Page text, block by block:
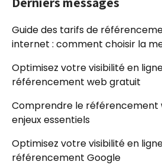
Guide des tarifs de
internet : comment choisir la
Optimisez votre visibilité en
référencement web gratuit
Comprendre le référencement
enjeux essentiels
Optimisez votre visibilité en
référencement Google